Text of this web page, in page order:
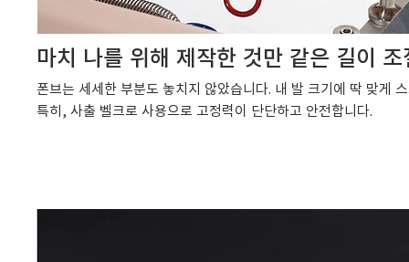
마치 나를 위해 제작한 것만 같은 길이
폰브는 세세한 부분도 놓치지 않았습니다. 내 발 크기에 딱 맞게
특히, 사출 벨크로 사용으로 고정력이 단단하고 안전합니다.